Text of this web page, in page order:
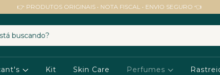
👉 PRODUTOS ORIGINAIS • NOTA FISCAL • ENVIO SEGURO 👈
Kit Skin Care Perfumes